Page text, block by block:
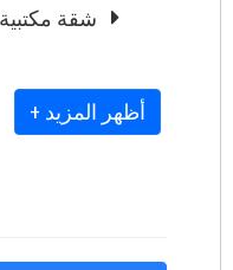
شقة مكتبية
+ أظهر المزيد